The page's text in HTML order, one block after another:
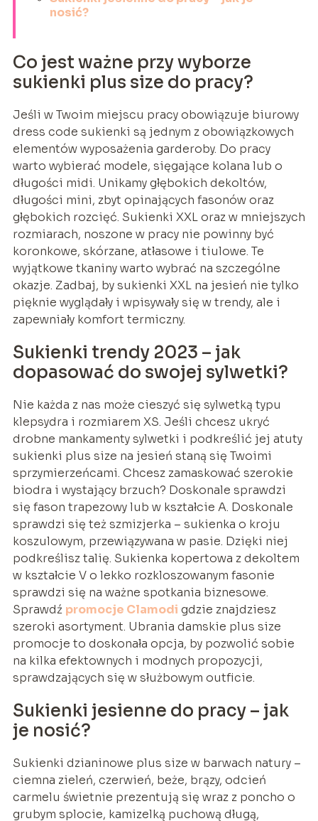
nosić?
Co jest ważne przy wyborze
sukienki plus size do pracy?
Jeśli w Twoim miejscu pracy obowiązuje biurowy
dress code sukienki są jednym z obowiązkowych
elementów wyposażenia garderoby. Do pracy
warto wybierać modele, sięgające kolana lub o
długości midi. Unikamy głębokich dekoltów,
długości mini, zbyt opinających fasonów oraz
głębokich rozcięć. Sukienki XXL oraz w mniejszych
rozmiarach, noszone w pracy nie powinny być
koronkowe, skórzane, atłasowe i tiulowe. Te
wyjątkowe tkaniny warto wybrać na szczególne
okazje. Zadbaj, by sukienki XXL na jesień nie tylko
pięknie wyglądały i wpisywały się w trendy, ale i
zapewniały komfort termiczny.
Sukienki trendy 2023 – jak
dopasować do swojej sylwetki?
Nie każda z nas może cieszyć się sylwetką typu
klepsydra i rozmiarem XS. Jeśli chcesz ukryć
drobne mankamenty sylwetki i podkreślić jej atuty
sukienki plus size na jesień staną się Twoimi
sprzymierzeńcami. Chcesz zamaskować szerokie
biodra i wystający brzuch? Doskonale sprawdzi
się fason trapezowy lub w kształcie A. Doskonale
sprawdzi się też szmizjerka – sukienka o kroju
koszulowym, przewiązywana w pasie. Dzięki niej
podkreślisz talię. Sukienka kopertowa z dekoltem
w kształcie V o lekko rozkloszowanym fasonie
sprawdzi się na ważne spotkania biznesowe.
Sprawdź promocje Clamodi gdzie znajdziesz
szeroki asortyment. Ubrania damskie plus size
promocje to doskonała opcja, by pozwolić sobie
na kilka efektownych i modnych propozycji,
sprawdzających się w służbowym outficie.
Sukienki jesienne do pracy – jak
je nosić?
Sukienki dzianinowe plus size w barwach natury –
ciemna zieleń, czerwień, beże, brązy, odcień
carmelu świetnie prezentują się wraz z poncho o
grubym splocie, kamizelką puchową długą,